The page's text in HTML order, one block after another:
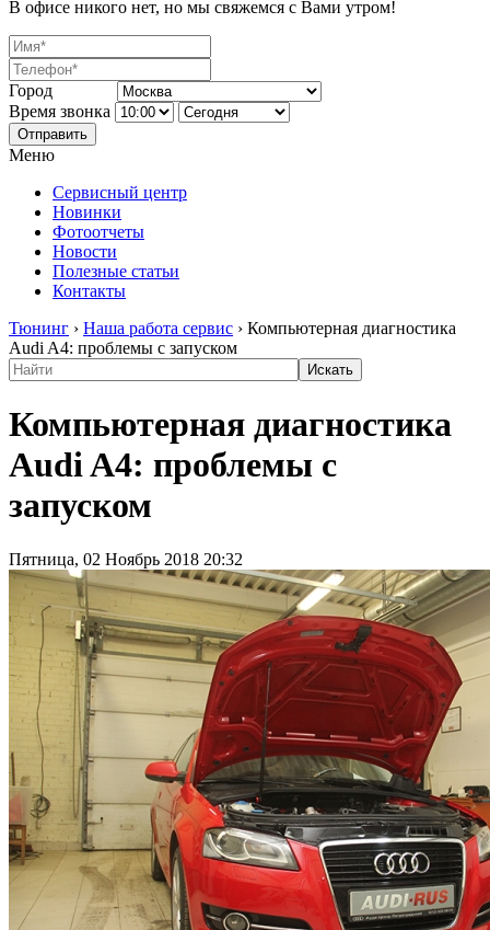
В офисе никого нет, но мы свяжемся с Вами утром!
Город
Время звонка
Отправить
Меню
Сервисный центр
Новинки
Фотоотчеты
Новости
Полезные статьи
Контакты
Тюнинг › Наша работа сервис › Компьютерная диагностика
Audi A4: проблемы с запуском
Компьютерная диагностика
Audi A4: проблемы с
запуском
Пятница, 02 Ноябрь 2018 20:32